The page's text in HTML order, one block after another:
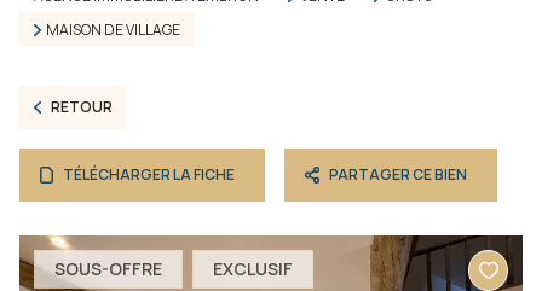
MAISON DE VILLAGE
RETOUR
TÉLÉCHARGER LA FICHE PARTAGER CE BIEN
SOUS-OFFRE EXCLUSIF